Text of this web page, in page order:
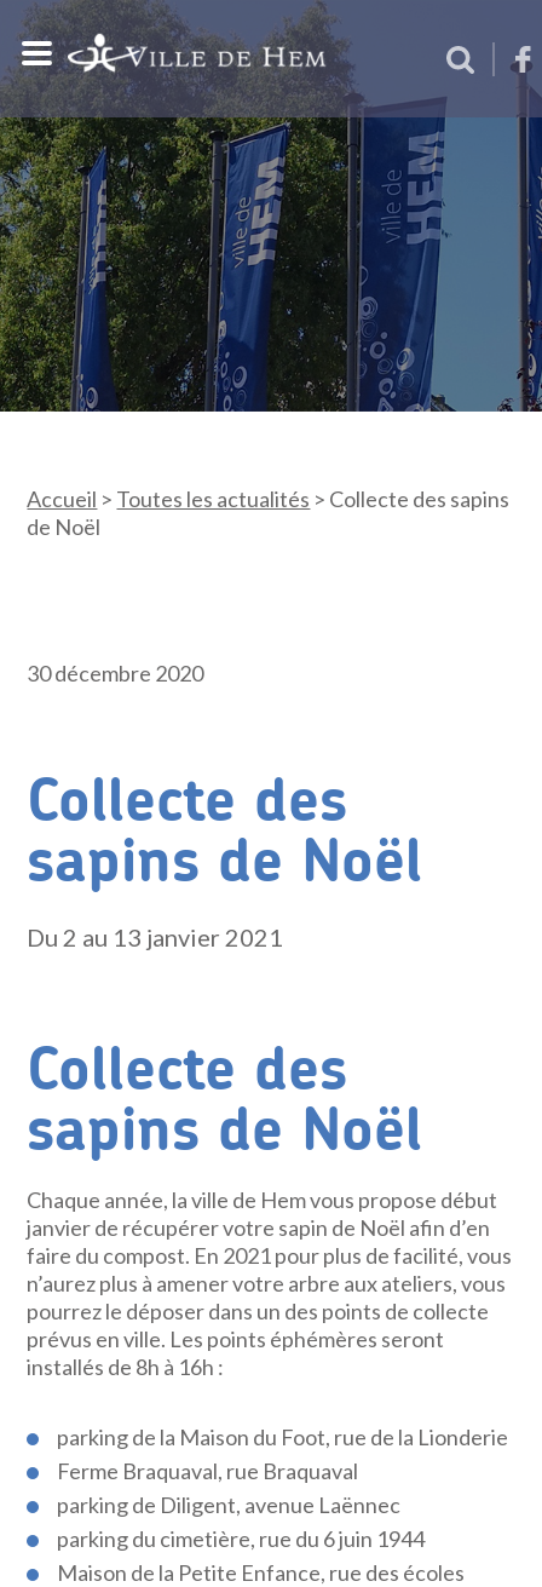
Accueil > Toutes les actualités > Collecte des sapins
de Noël
30 décembre 2020
Collecte des
sapins de Noël
Du 2 au 13 janvier 2021
Collecte des
sapins de Noël
Chaque année, la ville de Hem vous propose début
janvier de récupérer votre sapin de Noël afin d’en
faire du compost. En 2021 pour plus de facilité, vous
n’aurez plus à amener votre arbre aux ateliers, vous
pourrez le déposer dans un des points de collecte
prévus en ville. Les points éphémères seront
installés de 8h à 16h :
parking de la Maison du Foot, rue de la Lionderie
Ferme Braquaval, rue Braquaval
parking de Diligent, avenue Laënnec
parking du cimetière, rue du 6 juin 1944
Maison de la Petite Enfance, rue des écoles